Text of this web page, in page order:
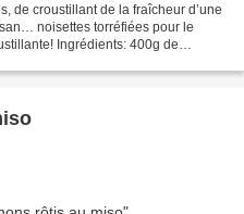
de croustillant de la fraîcheur d’une
noisettes torréfiées pour le
Ingrédients: 400g de